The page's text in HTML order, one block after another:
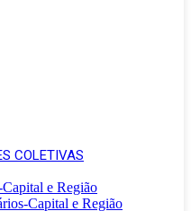
COLETIVAS
e Região
Capital e Região